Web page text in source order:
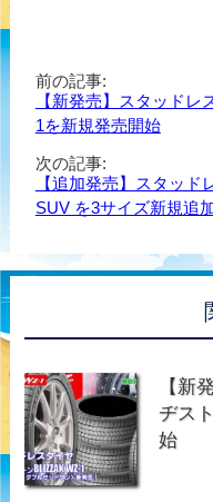
前の記事:
【新発売】スタッド
1を新規発売開始
次の記事:
【追加発売】スタッ
SUV を3サイズ新規追
【新
ヂス
始